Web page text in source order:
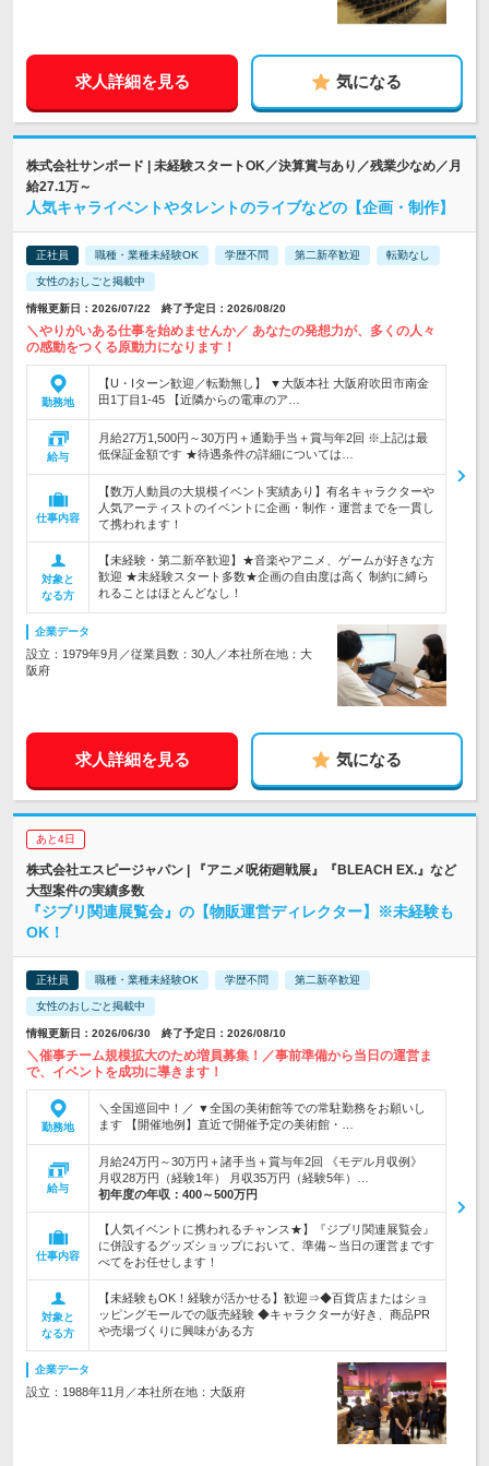
求人詳細を見る 気になる
株式会社サンボード | 未経験スタートOK／決算賞与あり／残業少なめ／月
給27.1万～
人気キャライベントやタレントのライブなどの【企画・制作】
正社員 職種・業種未経験OK 学歴不問 第二新卒歓迎 転勤なし
女性のおしごと掲載中
情報更新日：2026/07/22 終了予定日：2026/08/20
＼やりがいある仕事を始めませんか／ あなたの発想力が、多くの人々
の感動をつくる原動力になります！
勤務地
【U・Iターン歓迎／転勤無し】 ▼大阪本社 大阪府吹田市南金
田1丁目1-45 【近隣からの電車のア…
給与
月給27万1,500円～30万円＋通勤手当＋賞与年2回 ※上記は最
低保証金額です ★待遇条件の詳細については…
仕事内容
【数万人動員の大規模イベント実績あり】有名キャラクターや
人気アーティストのイベントに企画・制作・運営までを一貫し
て携われます！
対象と
なる方
【未経験・第二新卒歓迎】★音楽やアニメ、ゲームが好きな方
歓迎 ★未経験スタート多数★企画の自由度は高く 制約に縛ら
れることはほとんどなし！
企業データ
設立：1979年9月／従業員数：30人／本社所在地：大
阪府
求人詳細を見る 気になる
あと4日
株式会社エスピージャパン | 『アニメ呪術廻戦展』『BLEACH EX.』など
大型案件の実績多数
『ジブリ関連展覧会』の【物販運営ディレクター】※未経験も
OK！
正社員 職種・業種未経験OK 学歴不問 第二新卒歓迎
女性のおしごと掲載中
情報更新日：2026/06/30 終了予定日：2026/08/10
＼催事チーム規模拡大のため増員募集！／事前準備から当日の運営ま
で、イベントを成功に導きます！
勤務地
＼全国巡回中！／ ▼全国の美術館等での常駐勤務をお願いし
ます 【開催地例】直近で開催予定の美術館・…
給与
月給24万円～30万円＋諸手当＋賞与年2回 《モデル月収例》
月収28万円（経験1年） 月収35万円（経験5年）…
初年度の年収： 400～500万円
仕事内容
【人気イベントに携われるチャンス★】『ジブリ関連展覧会』
に併設するグッズショップにおいて、準備～当日の運営まです
べてをお任せします！
対象と
なる方
【未経験もOK！経験が活かせる】歓迎⇒◆百貨店またはショ
ッピングモールでの販売経験 ◆キャラクターが好き、商品PR
や売場づくりに興味がある方
企業データ
設立：1988年11月／本社所在地：大阪府